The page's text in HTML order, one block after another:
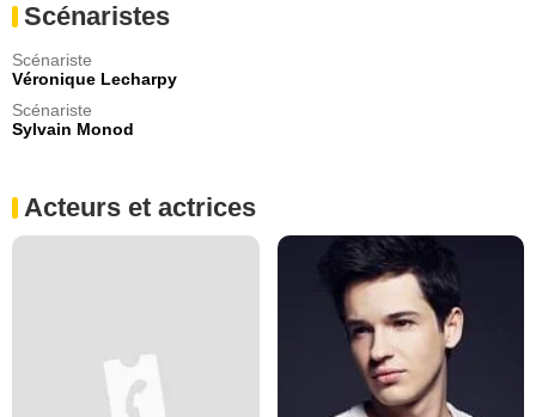
Scénaristes
Scénariste
Véronique Lecharpy
Scénariste
Sylvain Monod
Acteurs et actrices